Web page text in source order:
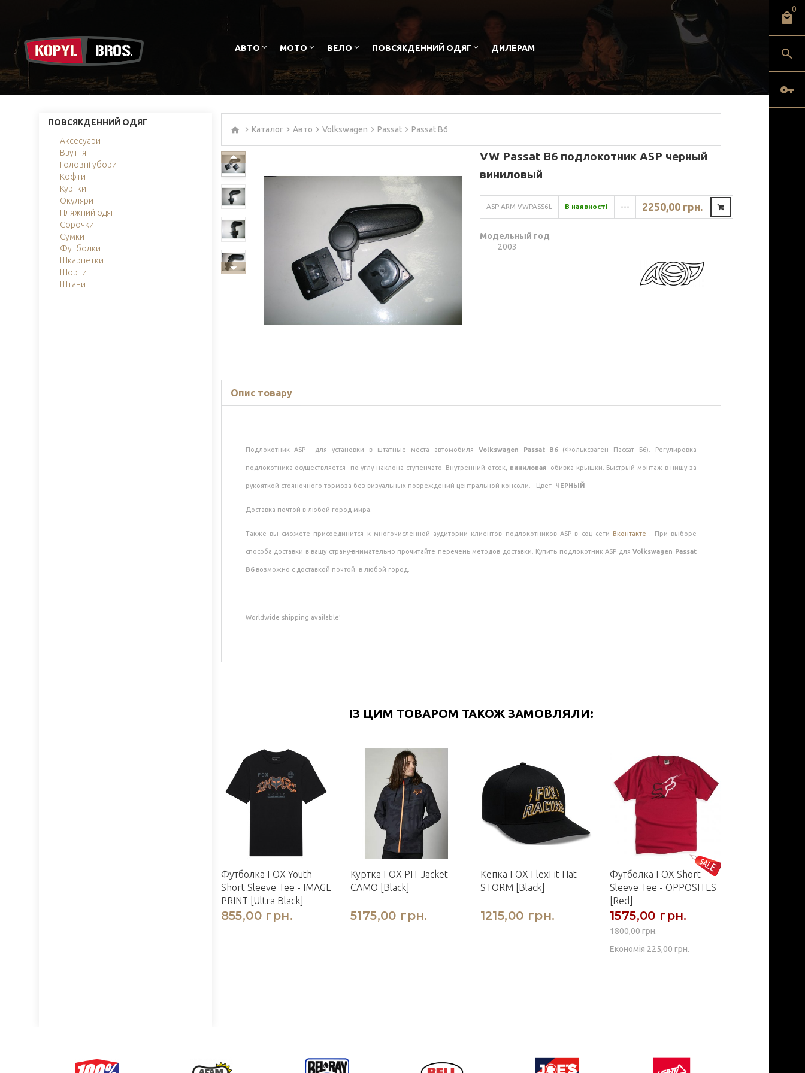
0
АВТО МОТО ВЕЛО ПОВСЯКДЕННИЙ ОДЯГ ДИЛЕРАМ
ПОВСЯКДЕННИЙ ОДЯГ
Аксесуари
Взуття
Головні убори
Кофти
Куртки
Окуляри
Пляжний одяг
Сорочки
Сумки
Футболки
Шкарпетки
Шорти
Штани
Каталог Авто Volkswagen Passat Passat B6
VW Passat B6 подлокотник ASP черный
виниловый
ASP-ARM-VWPASS6L В наявності --- 2250,00 грн.
Модельный год
2003
Опис товару
Подлокотник ASP для установки в штатные места автомобиля Volkswagen Passat B6(Фольксваген Пассат Б6). Регулировка
подлокотника осуществляется по углу наклона ступенчато. Внутренний отсек, виниловаяобивка крышки. Быстрый монтаж в нишу за
рукояткой стояночного тормоза без визуальных повреждений центральной консоли. Цвет- ЧЕРНЫЙ
Доставка почтой в любой город мира.
Также вы сможете присоединится к многочисленной аудитории клиентов подлокотников ASP в соц сети Вконтакте . При выборе
способа доставки в вашу страну-внимательно прочитайте перечень методов доставки. Купить подлокотник ASP дляVolkswagen Passat
B6 возможно с доставкой почтой в любой город.
Worldwide shipping available!
ІЗ ЦИМ ТОВАРОМ ТАКОЖ ЗАМОВЛЯЛИ:
Футболка FOX Youth
Short Sleeve Tee - IMAGE
PRINT [Ultra Black]
855,00 грн.
Куртка FOX PIT Jacket -
CAMO [Black]
5175,00 грн.
Кепка FOX FlexFit Hat -
STORM [Black]
1215,00 грн.
Футболка FOX Short
Sleeve Tee - OPPOSITES
[Red]
1575,00 грн.
1800,00 грн.
Економія 225,00 грн.